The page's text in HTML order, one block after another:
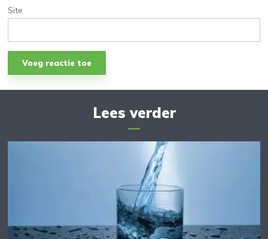
Site
Lees verder